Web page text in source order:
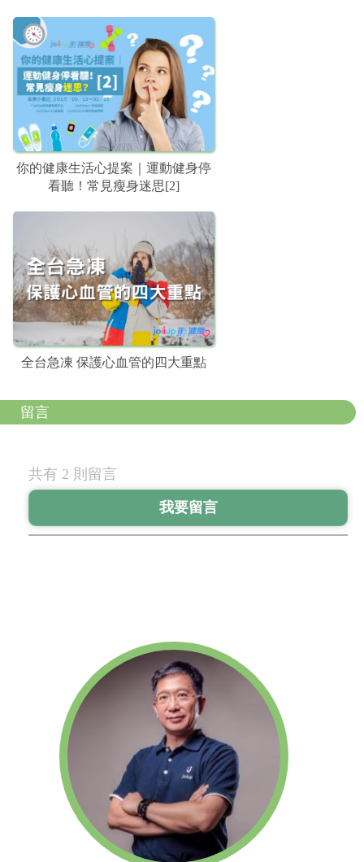
你的健康生活心提案｜運動健身停
看聽！常見瘦身迷思[2]
全台急凍 保護心血管的四大重點
留言
共有 2 則留言